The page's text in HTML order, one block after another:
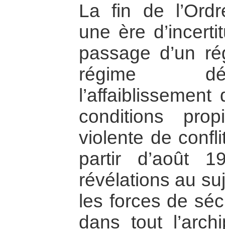
La fin de
une ère
passage d’un
régime
conditions
violente de
partir d’août
révélations au
les forces de
dans tout